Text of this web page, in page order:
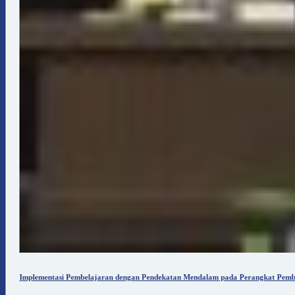
Implementasi Pembelajaran dengan Pendekatan Mendalam pada Perangkat